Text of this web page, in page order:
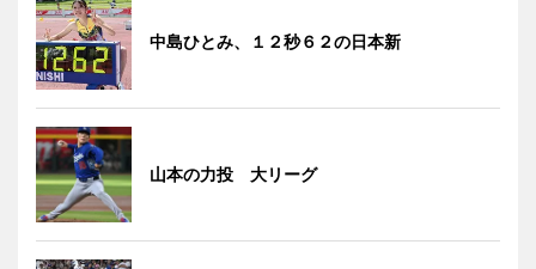
中島ひとみ、１２秒６２の日本新
山本の力投 大リーグ